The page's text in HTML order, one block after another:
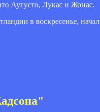
Аугусто, Лукас и Жонас.
в воскресенье,